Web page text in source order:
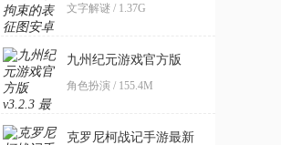
表征图安卓汉化版
文字解谜 / 1.37G
九州纪元游戏官方版
角色扮演 / 155.4M
克罗尼柯战记手游最新